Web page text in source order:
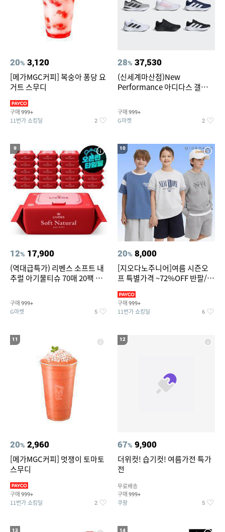
20% 3,120
[메가MGC커피] 복숭아 퐁당 요
거트 스무디
구매 999+
11번가 쇼킹딜 2
28% 37,530
(신세계마산점)New
Performance 아디다스 갤럭시
구매 999+
G마켓 2
9
12% 17,900
(역대급특가) 리벤스 소프트 내
추럴 아기물티슈 70매 20팩 캡
구매 999+
G마켓 5
10
20% 8,000
[지오다노주니어]여름 시즌오
프 특별가격 ~72%OFF 반팔/반
구매 999+
11번가 쇼킹딜 6
11
20% 2,960
[메가MGC커피] 멋쟁이 토마토
스무디
구매 999+
11번가 쇼킹딜 2
12
67% 9,900
더위컷! 습기컷! 여름가전 특가
전
무료배송
구매 999+
쿠팡 5
13 14